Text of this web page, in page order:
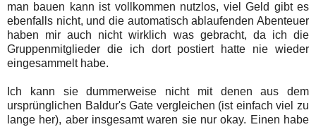
man bauen kann ist vollkommen nutzlos, viel Geld gibt es
ebenfalls nicht, und die automatisch ablaufenden Abenteuer
haben mir auch nicht wirklich was gebracht, da ich die
Gruppenmitglieder die ich dort postiert hatte nie wieder
eingesammelt habe.
Ich kann sie dummerweise nicht mit denen aus dem
ursprünglichen Baldur's Gate vergleichen (ist einfach viel zu
lange her), aber insgesamt waren sie nur okay. Einen habe